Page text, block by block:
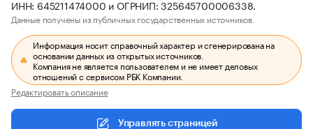
ИНН: 645211474000 и ОГРНИП: 325645700006338.
Данные получены из публичных государственных источников.
Информация носит справочный характер и сгенерирована на
основании данных из открытых источников.
Компания не является пользователем и не имеет деловых
отношений с сервисом РБК Компании.
Редактировать описание
Управлять страницей